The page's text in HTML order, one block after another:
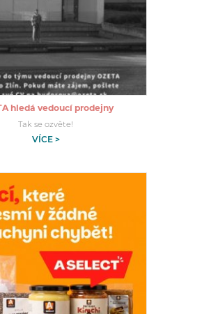
hledá vedoucí prodejny
Tak se ozvěte!
VÍCE >